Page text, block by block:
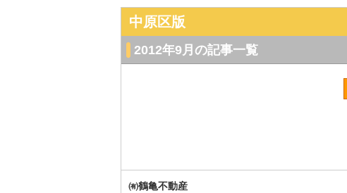
中原区版
2012年9月の記事一覧
㈲鶴亀不動産